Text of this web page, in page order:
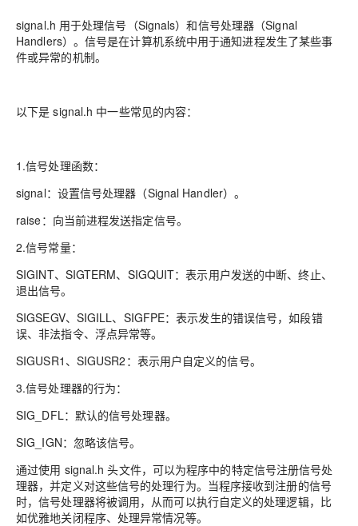
signal.h 用于处理信号（Signals）和信号处理器（Signal
Handlers）。信号是在计算机系统中用于通知进程发生了某些事
件或异常的机制。
以下是 signal.h 中一些常见的内容：
1.信号处理函数：
signal：设置信号处理器（Signal Handler）。
raise：向当前进程发送指定信号。
2.信号常量：
SIGINT、SIGTERM、SIGQUIT：表示用户发送的中断、终止、
退出信号。
SIGSEGV、SIGILL、SIGFPE：表示发生的错误信号，如段错
误、非法指令、浮点异常等。
SIGUSR1、SIGUSR2：表示用户自定义的信号。
3.信号处理器的行为：
SIG_DFL：默认的信号处理器。
SIG_IGN：忽略该信号。
通过使用 signal.h 头文件，可以为程序中的特定信号注册信号处
理器，并定义对这些信号的处理行为。当程序接收到注册的信号
时，信号处理器将被调用，从而可以执行自定义的处理逻辑，比
如优雅地关闭程序、处理异常情况等。